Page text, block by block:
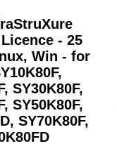
- 25
Win - for
SY30K80F,
SY50K80F,
SY70K80F,